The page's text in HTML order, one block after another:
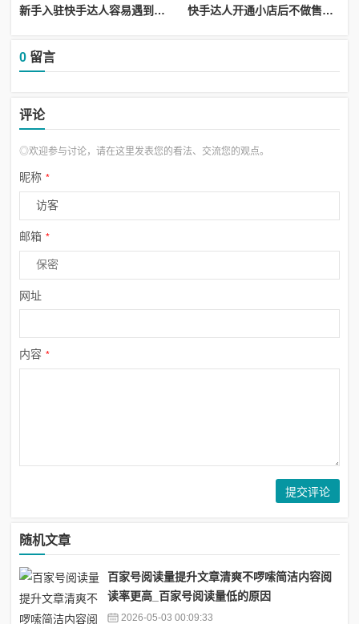
新手入驻快手达人容易遇到骗局风险识别方法教学_快手达人账号是什么意思 快手达人开通小店后不做售后会降低店铺评分与转化吗_快手小店商家找达人合作需要什么要求
0 留言
评论
◎欢迎参与讨论，请在这里发表您的看法、交流您的观点。
昵称 *
邮箱 *
网址
内容 *
随机文章
百家号阅读量提升文章清爽不啰嗦简洁内容阅
读率更高_百家号阅读量低的原因
2026-05-03 00:09:33